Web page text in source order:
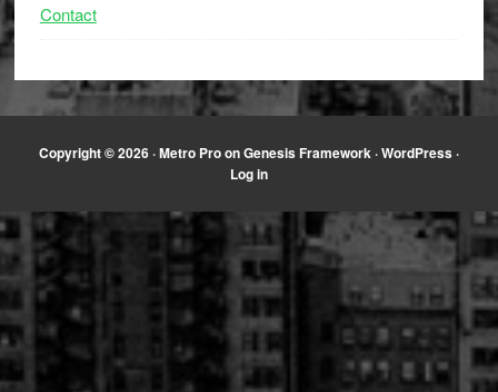
Contact
Copyright © 2026 ·Metro ProonGenesis Framework ·WordPress ·
Log in